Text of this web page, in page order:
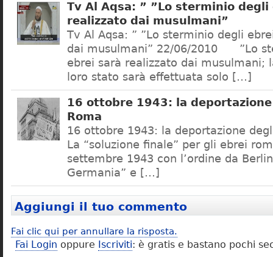
Tv Al Aqsa: ” ”Lo sterminio degli
realizzato dai musulmani”
Tv Al Aqsa: ” ”Lo sterminio degli
dai musulmani” 22/06/2010 ”Lo
ebrei sarà realizzato dai musulmani;
loro stato sarà effettuata solo […]
16 ottobre 1943: la
Roma
16 ottobre 1943: la deportazione
La “soluzione finale” per gli ebrei
settembre 1943 con l’ordine da
Germania” e […]
Aggiungi il tuo commento
Fai clic qui per annullare la risposta.
Fai Login oppure Iscriviti: è gratis e bastano pochi